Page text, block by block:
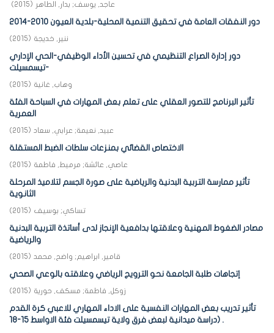
عاجد, يوسف; بدار, الطاهر (
2015
)
دور النفقات العامة في تحقيق التنمية المحلية-بلدية العيون 2010-2014
ننير, خديجة (
2015
)
دور إدارة الصراع التنظيمي في تحسين الأداء الوظيفي-الحي الإداري
تيسمسيلت-
وهاب, غانية (
2015
)
تأثير البرنامج للتصور العقلي على تعلم بعض المهارات في السباحة الفئة
العمرية
عبيد, نعيمة; عرابي, سعاد (
2015
)
الاختصاص القضائي بمنزعات سلطات الضبط المستقلة
عاصي, عائشة; مرميط, فاطمة (
2015
)
تأثير ممارسة التربية البدنية والرياضية على صورة الجسم لتلاميذ المرحلة
الثانوية
تساكي; بوسيف (
2015
)
مصادر الضغوط المهنية وعلاقتها بدافعية الإنجاز لدى أساتذة التربية البدنية
والرياضية
قامير, ابراهيم ; واضح, محمد (
2015
)
إتجاهات طلبة الجامعة نحو الترويج الرياضي وعلاقته بالوعي الصحي
زوكل, فاطمة; مسكف, حورية (
2015
)
تأثير تدريب بعض المهارات النفسية على الاداء المهاري للاعبي كرة القدم
(دراسة ميدانية لبعض فرق ولاية تيسمسيلت فئة الاواسط 15-18 .